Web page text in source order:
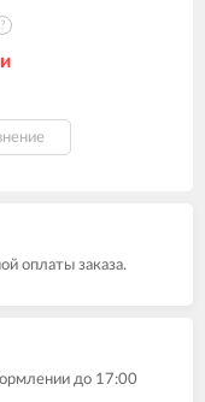
?
оплаты заказа.
до 17:00